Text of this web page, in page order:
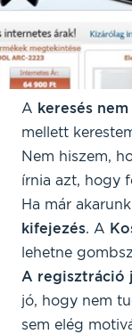
A keresés
mellett
Nem hiszem,
írnia azt, hogy
Ha már
kifejezés. A
lehetne
A regisztráció
jó, hogy nem
sem elég